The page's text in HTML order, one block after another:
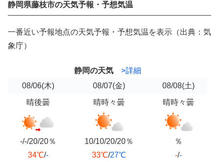
静岡県藤枝市の天気予報・予想気温
一番近い予報地点の天気予報・予想気温を表示（出典：気
象庁）
静岡の天気
>詳細
08/06(木) 08/07(金) 08/08(土)
晴後曇
-/-/20/20％
34℃/-
晴時々曇
10/10/20/20％
33℃/27℃
晴時々曇
％
-/-